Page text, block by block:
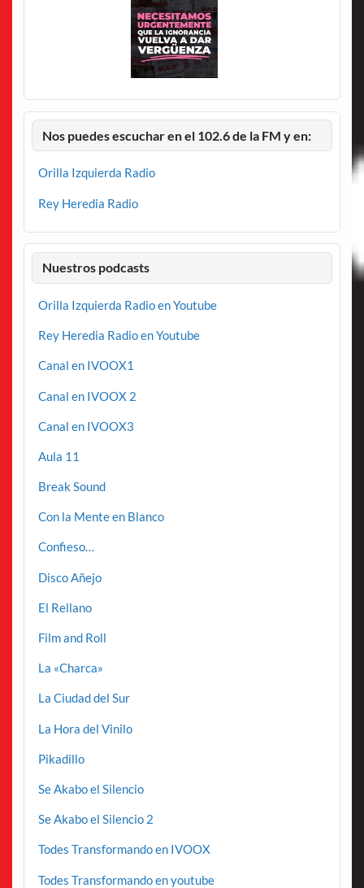
Nos puedes escuchar en el 102.6 de la FM y en:
Orilla Izquierda Radio
Rey Heredia Radio
Nuestros podcasts
Orilla Izquierda Radio en Youtube
Rey Heredia Radio en Youtube
Canal en IVOOX1
Canal en IVOOX 2
Canal en IVOOX3
Aula 11
Break Sound
Con la Mente en Blanco
Confieso…
Disco Añejo
El Rellano
Film and Roll
La «Charca»
La Ciudad del Sur
La Hora del Vinilo
Pikadillo
Se Akabo el Silencio
Se Akabo el Silencio 2
Todes Transformando en IVOOX
Todes Transformando en youtube